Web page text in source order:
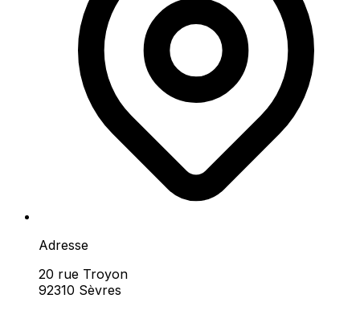
Adresse
20 rue Troyon
92310 Sèvres